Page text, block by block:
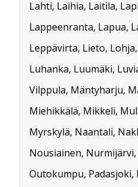
Lahti, Laihia, Laitila,
Lappeenranta, Lapua,
Leppävirta, Lieto,
Luhanka, Luumäki,
Vilppula, Mäntyharju,
Miehikkälä, Mikkeli,
Myrskylä, Naantali,
Nousiainen,
Outokumpu, Padasjoki,